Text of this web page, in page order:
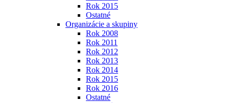
Rok 2015
Ostatné
Organizácie a skupiny
Rok 2008
Rok 2011
Rok 2012
Rok 2013
Rok 2014
Rok 2015
Rok 2016
Ostatné